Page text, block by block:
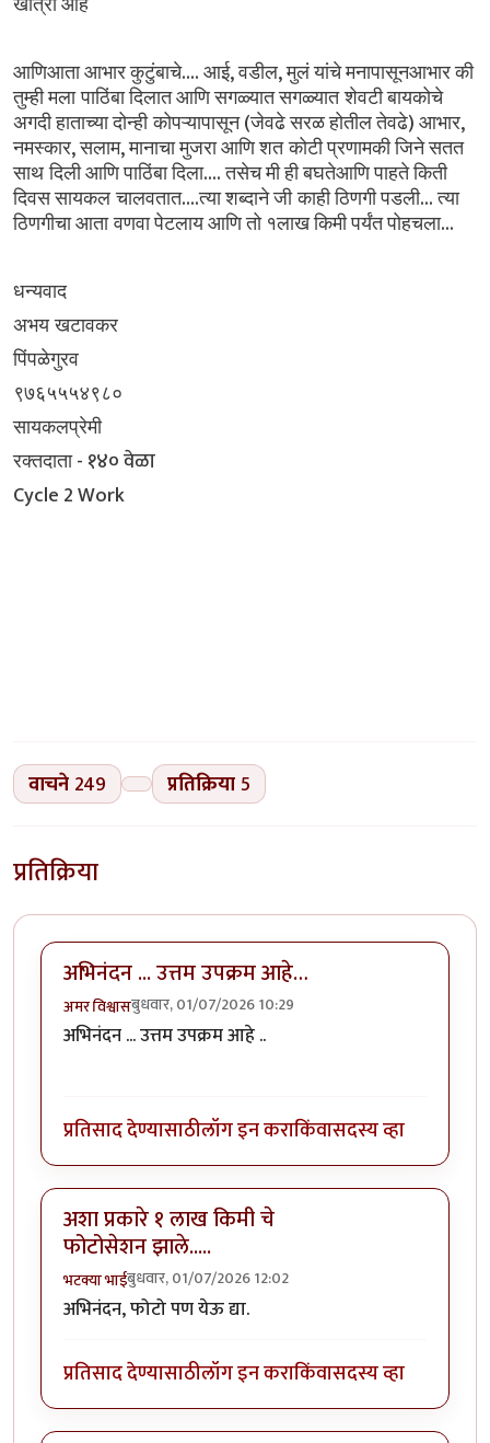
आणिआता आभार कुटुंबाचे.... आई,वडील,मुलं यांचे मनापासूनआभार की
तुम्ही मला पाठिंबा दिलात आणि सगळ्यात सगळ्यात शेवटी बायकोचे
अगदी हाताच्या दोन्ही कोपऱ्यापासून(जेवढे सरळ होतील तेवढे) आभार,
नमस्कार,सलाम,मानाचा मुजरा आणि शत कोटी प्रणामकी जिने सतत
साथ दिली आणि पाठिंबा दिला....तसेच मी ही बघतेआणि पाहते किती
दिवस सायकल चालवतात....त्या शब्दाने जी काही ठिणगी पडली...त्या
ठिणगीचा आता वणवा पेटलाय आणि तो १लाख किमी पर्यंत पोहचला...
धन्यवाद
अभय खटावकर
पिंपळेगुरव
९७६५५५४९८०
सायकलप्रेमी
रक्तदाता- १४० वेळा
Cycle 2 Work
वाचने 249 प्रतिक्रिया5
प्रतिक्रिया
अभिनंदन ... उत्तम उपक्रम आहे…
अमर विश्वासबुधवार, 01/07/2026 10:29
अभिनंदन ... उत्तम उपक्रम आहे ..
प्रतिसाद देण्यासाठीलॉग इन कराकिंवासदस्य व्हा
अशा प्रकारे १ लाख किमी चे
फोटोसेशन झाले.....
भटक्या भाईबुधवार, 01/07/2026 12:02
अभिनंदन, फोटो पण येऊ द्या.
प्रतिसाद देण्यासाठीलॉग इन कराकिंवासदस्य व्हा